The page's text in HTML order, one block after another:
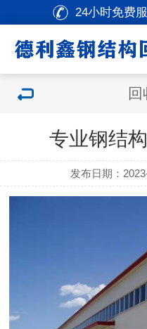
24小时免费
回
专业钢结
发布日期：